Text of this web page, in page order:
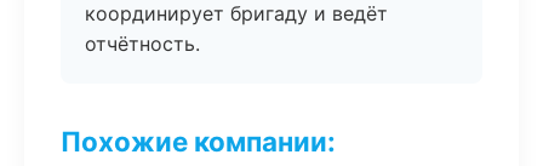
координирует бригаду и ведёт
отчётность.
Похожие компании: